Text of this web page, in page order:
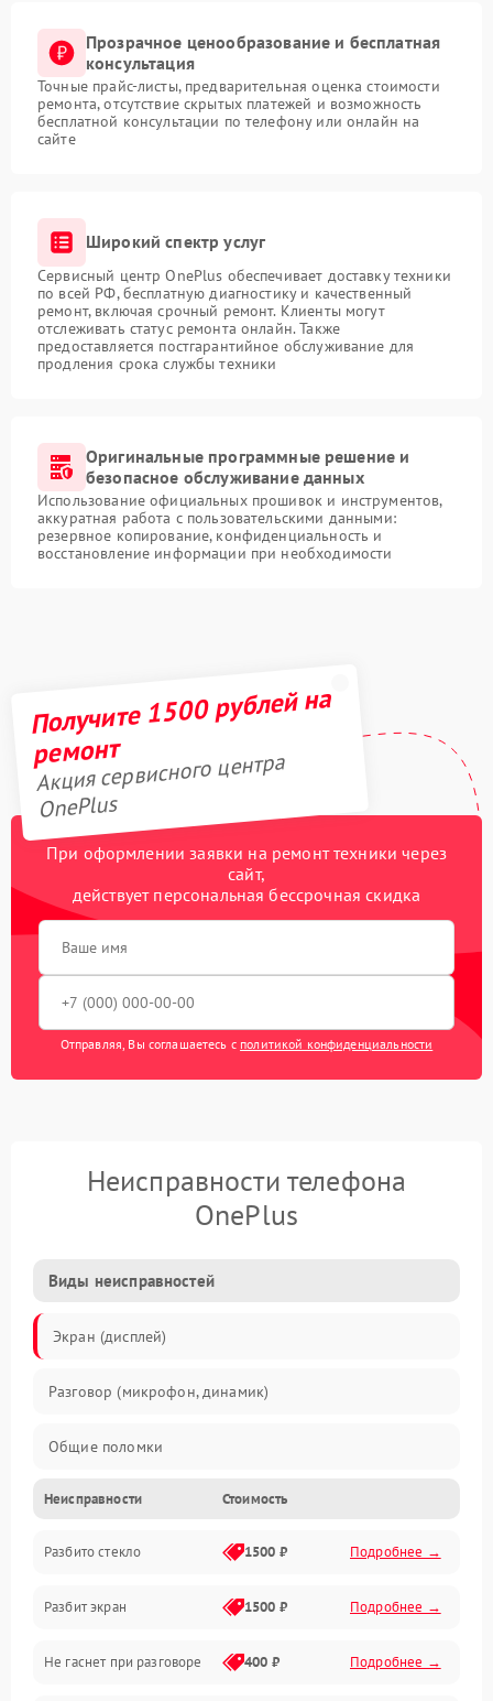
Прозрачное ценообразование и бесплатная
консультация
Точные прайс-листы, предварительная оценка стоимости
ремонта, отсутствие скрытых платежей и возможность
бесплатной консультации по телефону или онлайн на
сайте
Широкий спектр услуг
Сервисный центр OnePlus обеспечивает доставку техники
по всей РФ, бесплатную диагностику и качественный
ремонт, включая срочный ремонт. Клиенты могут
отслеживать статус ремонта онлайн. Также
предоставляется постгарантийное обслуживание для
продления срока службы техники
Оригинальные программные решение и
безопасное обслуживание данных
Использование официальных прошивок и инструментов,
аккуратная работа с пользовательскими данными:
резервное копирование, конфиденциальность и
восстановление информации при необходимости
Получите 1500 рублей на
ремонт
Акция сервисного центра
OnePlus
При оформлении заявки на ремонт техники через
сайт,
действует персональная бессрочная скидка
Отправляя, Вы соглашаетесь с политикой конфиденциальности
Неисправности телефона
OnePlus
Виды неисправностей
Экран (дисплей)
Разговор (микрофон, динамик)
Общие поломки
Проблемы связи
Камеры
Проблемы с дисплеем и сенсором
Зарядка
Неисправности Стоимость
Разбито стекло 1500 ₽ Подробнее →
Разбит экран 1500 ₽ Подробнее →
Не гаснет при разговоре 400 ₽ Подробнее →